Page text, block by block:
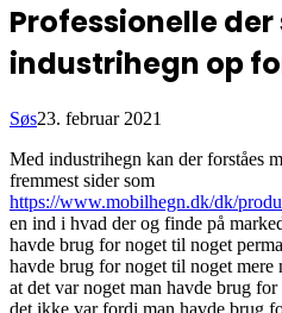
Professionelle
industrihegn op
Søs23. februar 2021
Med industrihegn kan der forståes
fremmest sider som
https://www.mobilhegn.dk/dk/
en ind i hvad der og finde på
havde brug for noget til noget
havde brug for noget til noget
at det var noget man havde brug
det ikke var fordi man havde brug